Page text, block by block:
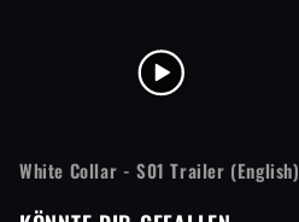
White Collar - S01 Trailer (English)